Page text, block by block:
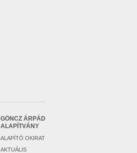
GÖNCZ ÁRPÁD
ALAPÍTVÁNY
ALAPÍTÓ OKIRAT
AKTUÁLIS